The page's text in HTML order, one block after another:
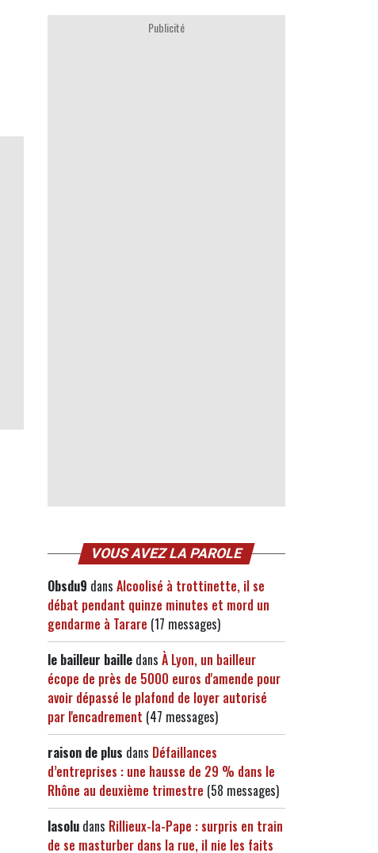
Publicité
VOUS AVEZ LA PAROLE
Obsdu9 dans Alcoolisé à trottinette, il se
débat pendant quinze minutes et mord un
gendarme à Tarare (17 messages)
le bailleur baille dans À Lyon, un bailleur
écope de près de 5000 euros d'amende pour
avoir dépassé le plafond de loyer autorisé
par l'encadrement (47 messages)
raison de plus dans Défaillances
d’entreprises : une hausse de 29 % dans le
Rhône au deuxième trimestre (58 messages)
lasolu dans Rillieux-la-Pape : surpris en train
de se masturber dans la rue, il nie les faits